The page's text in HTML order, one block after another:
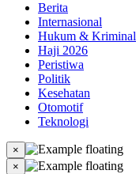
Berita
Internasional
Hukum & Kriminal
Haji 2026
Peristiwa
Politik
Kesehatan
Otomotif
Teknologi
×
×